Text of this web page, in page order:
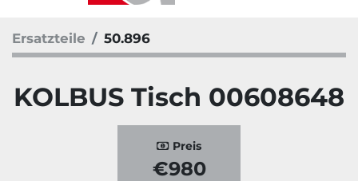
Ersatzteile 50.896
KOLBUS Tisch 00608648
Preis
€980